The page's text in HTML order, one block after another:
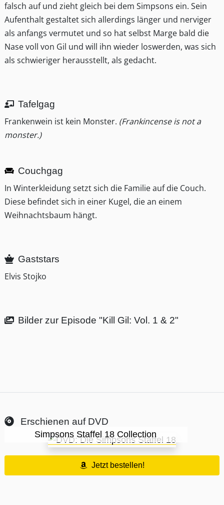
falsch auf und zieht gleich bei dem Simpsons ein. Sein
Aufenthalt gestaltet sich allerdings länger und nerviger
als anfangs vermutet und so hat selbst Marge bald die
Nase voll von Gil und will ihn wieder loswerden, was sich
als schwieriger herausstellt, als gedacht.
Tafelgag
Frankenwein ist kein Monster. (Frankincense is not a
monster.)
Couchgag
In Winterkleidung setzt sich die Familie auf die Couch.
Diese befindet sich in einer Kugel, die an einem
Weihnachtsbaum hängt.
Gaststars
Elvis Stojko
Bilder zur Episode "Kill Gil: Vol. 1 & 2"
Erschienen auf DVD
Simpsons Staffel 18 Collection
Jetzt bestellen!